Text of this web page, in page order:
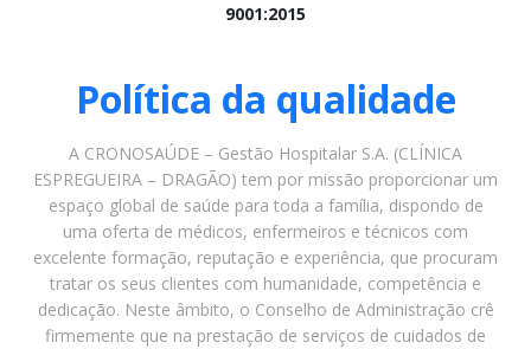
9001:2015
Política da qualidade
A CRONOSAÚDE – Gestão Hospitalar S.A. (CLÍNICA
ESPREGUEIRA – DRAGÃO) tem por missão proporcionar um
espaço global de saúde para toda a família, dispondo de
uma oferta de médicos, enfermeiros e técnicos com
excelente formação, reputação e experiência, que procuram
tratar os seus clientes com humanidade, competência e
dedicação. Neste âmbito, o Conselho de Administração crê
firmemente que na prestação de serviços de cuidados de